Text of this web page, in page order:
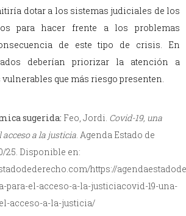
dotar a los sistemas judiciales de los
para hacer frente a los problemas
de este tipo de crisis. En
deberían priorizar la atención a
que más riesgo presenten.
sugerida: Feo, Jordi. Covid-19, una
a la justicia . Agenda Estado de
25. Disponible en:
https://
para-el-acceso-a-la-justiciacovid-19-una-
acceso-a-la-justicia/